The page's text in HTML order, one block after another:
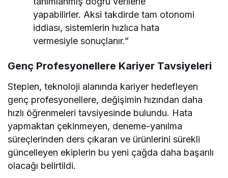
yapabilirler. Aksi takdirde tam otonomi
iddiası, sistemlerin hızlıca hata
vermesiyle sonuçlanır.”
Genç Profesyonellere Kariyer Tavsiyeleri
Stepien, teknoloji alanında kariyer hedefleyen
genç profesyonellere, değişimin hızından daha
hızlı öğrenmeleri tavsiyesinde bulundu. Hata
yapmaktan çekinmeyen, deneme-yanılma
süreçlerinden ders çıkaran ve ürünlerini sürekli
güncelleyen ekiplerin bu yeni çağda daha başarılı
olacağı belirtildi.